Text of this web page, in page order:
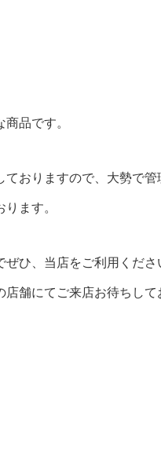
品です。
おりますので、大勢で
ます。
ひ、当店をご利用くだ
舗にてご来店お待ちして